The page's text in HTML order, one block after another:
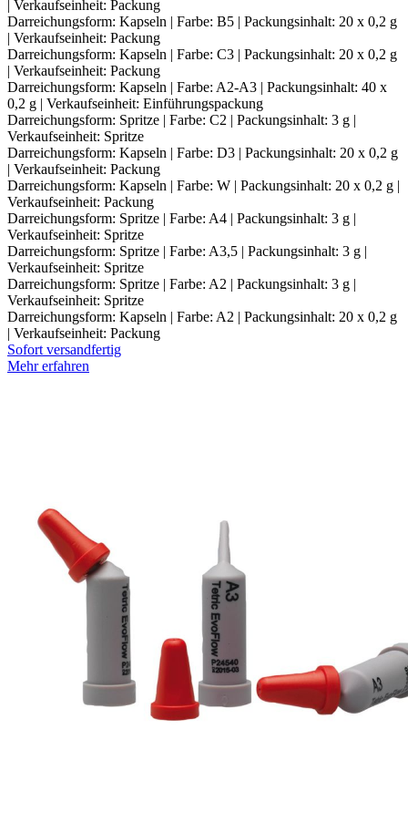
| Verkaufseinheit: Packung
Darreichungsform: Kapseln | Farbe: B5 | Packungsinhalt: 20 x 0,2 g
| Verkaufseinheit: Packung
Darreichungsform: Kapseln | Farbe: C3 | Packungsinhalt: 20 x 0,2 g
| Verkaufseinheit: Packung
Darreichungsform: Kapseln | Farbe: A2-A3 | Packungsinhalt: 40 x
0,2 g | Verkaufseinheit: Einführungspackung
Darreichungsform: Spritze | Farbe: C2 | Packungsinhalt: 3 g |
Verkaufseinheit: Spritze
Darreichungsform: Kapseln | Farbe: D3 | Packungsinhalt: 20 x 0,2 g
| Verkaufseinheit: Packung
Darreichungsform: Kapseln | Farbe: W | Packungsinhalt: 20 x 0,2 g |
Verkaufseinheit: Packung
Darreichungsform: Spritze | Farbe: A4 | Packungsinhalt: 3 g |
Verkaufseinheit: Spritze
Darreichungsform: Spritze | Farbe: A3,5 | Packungsinhalt: 3 g |
Verkaufseinheit: Spritze
Darreichungsform: Spritze | Farbe: A2 | Packungsinhalt: 3 g |
Verkaufseinheit: Spritze
Darreichungsform: Kapseln | Farbe: A2 | Packungsinhalt: 20 x 0,2 g
| Verkaufseinheit: Packung
Sofort versandfertig
Mehr erfahren